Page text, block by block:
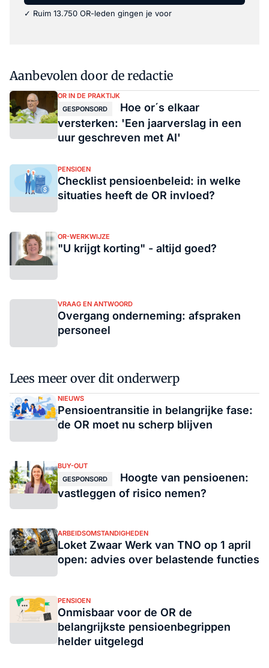
✓ Ruim 13.750 OR-leden gingen je voor
Aanbevolen door de redactie
OR IN DE PRAKTIJK
GESPONSORD
Hoe or´s elkaar
versterken: 'Een jaarverslag in een
uur geschreven met AI'
PENSIOEN
Checklist pensioenbeleid: in welke
situaties heeft de OR invloed?
OR-WERKWIJZE
"U krijgt korting" - altijd goed?
VRAAG EN ANTWOORD
Overgang onderneming: afspraken
personeel
Lees meer over dit onderwerp
NIEUWS
Pensioentransitie in belangrijke fase:
de OR moet nu scherp blijven
BUY-OUT
GESPONSORD
Hoogte van pensioenen:
vastleggen of risico nemen?
ARBEIDSOMSTANDIGHEDEN
Loket Zwaar Werk van TNO op 1 april
open: advies over belastende functies
PENSIOEN
Onmisbaar voor de OR de
belangrijkste pensioenbegrippen
helder uitgelegd